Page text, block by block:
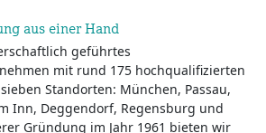
aus einer Hand
geführtes
mit rund 175 hochqualifizierten
Standorten: München, Passau,
Inn, Deggendorf, Regensburg und
Gründung im Jahr 1961 bieten wir